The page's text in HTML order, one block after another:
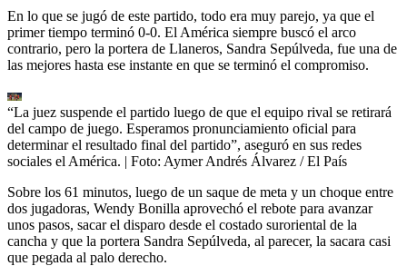
En lo que se jugó de este partido, todo era muy parejo, ya que el
primer tiempo terminó 0-0. El América siempre buscó el arco
contrario, pero la portera de Llaneros, Sandra Sepúlveda, fue una de
las mejores hasta ese instante en que se terminó el compromiso.
“La juez suspende el partido luego de que el equipo rival se retirará
del campo de juego. Esperamos pronunciamiento oficial para
determinar el resultado final del partido”, aseguró en sus redes
sociales el América. | Foto: Aymer Andrés Álvarez / El País
Sobre los 61 minutos, luego de un saque de meta y un choque entre
dos jugadoras, Wendy Bonilla aprovechó el rebote para avanzar
unos pasos, sacar el disparo desde el costado suroriental de la
cancha y que la portera Sandra Sepúlveda, al parecer, la sacara casi
que pegada al palo derecho.